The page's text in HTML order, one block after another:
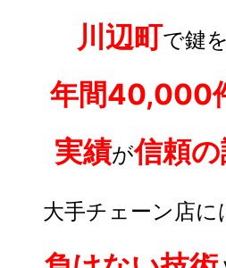
川辺町で鍵
年間40,000
実績が信頼
大手チェーン店に